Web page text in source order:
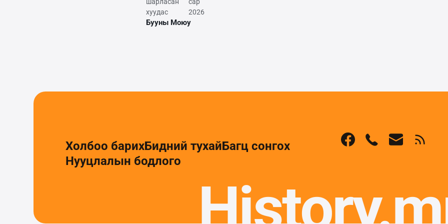
шарласан
хуудас
сар
2026
Бууны Моюу
Холбоо барихБидний тухайБагц сонгох
Нууцлалын бодлого